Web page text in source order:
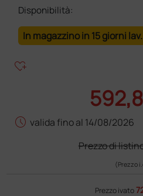
Disponibilità:
In magazzino in 15 giorni lav.
heart_plus
schedule valida fino al 14/08/2026
Prezzo di
(Prezzo
Prezzo ivato